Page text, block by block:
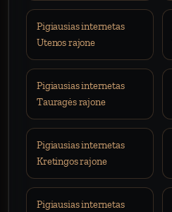
Pigiausias internetas
Utenos rajone
Pigiausias internetas
Tauragės rajone
Pigiausias internetas
Kretingos rajone
Pigiausias internetas